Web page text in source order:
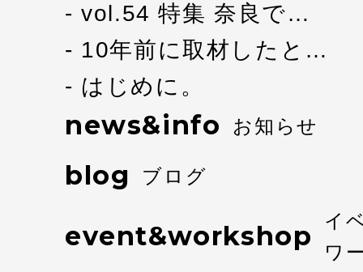
vol.54 特集 奈良で…
10年前に取材したと…
はじめに。
news&info お知らせ
blog ブログ
event&workshop
イ
ワ